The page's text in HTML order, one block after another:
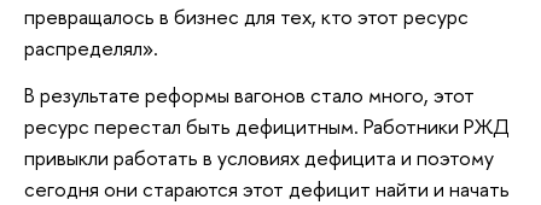
превращалось в бизнес для тех, кто этот ресурс
распределял».
В результате реформы вагонов стало много, этот
ресурс перестал быть дефицитным. Работники РЖД
привыкли работать в условиях дефицита и поэтому
сегодня они стараются этот дефицит найти и начать